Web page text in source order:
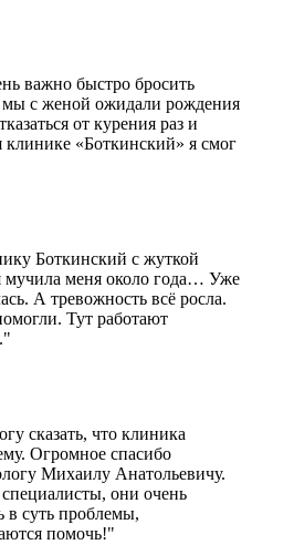
важно быстро бросить
мы с женой ожидали рождения
от курения раз и
клинике «Боткинский» я смог
Боткинский с жуткой
мучила меня около года… Уже
А тревожность всё росла.
Тут работают
сказать, что клиника
Огромное спасибо
Михаилу Анатольевичу.
они очень
в суть проблемы,
помочь!"